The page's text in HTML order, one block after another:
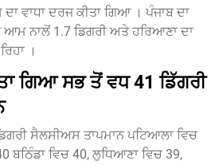
ਵਾਧਾ ਦਰਜ ਕੀਤਾ ਗਿਆ । ਪੰਜਾਬ ਦਾ
ਨਾਲੋਂ 1.7 ਡਿਗਰੀ ਅਤੇ ਹਰਿਆਣਾ ਦਾ
।
ਗਿਆ ਸਭ ਤੋਂ ਵਧ 41 ਡਿੱਗਰੀ
ਸੈਲਸੀਅਸ ਤਾਪਮਾਨ ਪਟਿਆਲਾ ਵਿਚ
ਬਠਿੰਡਾ ਵਿਚ 40, ਲੁਧਿਆਣਾ ਵਿਚ 39,